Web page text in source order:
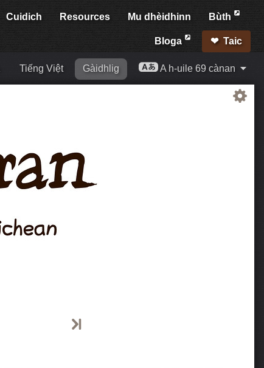
Cuidich Resources Mu dhèidhinn Bùth
Bloga Taic
Tiếng Việt Gàidhlig A h-uile 69 cànan